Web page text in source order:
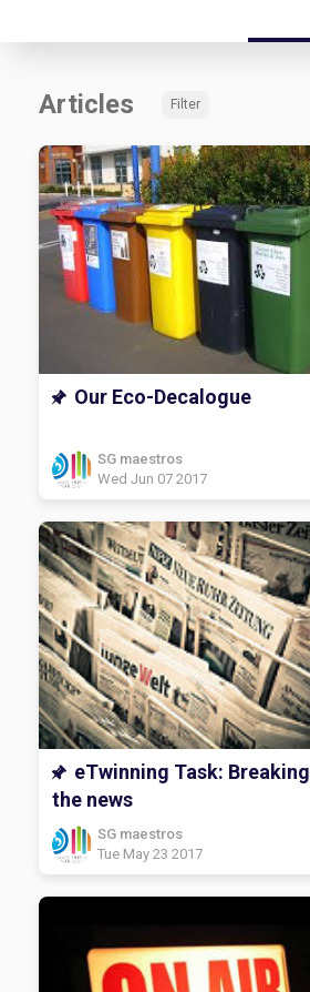
Articles Filter
Our Eco-Decalogue
SG maestros
Wed Jun 07 2017
eTwinning Task: Breaking
the news
SG maestros
Tue May 23 2017